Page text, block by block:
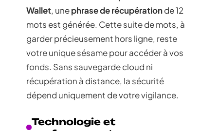
Wallet, unephrase de récupérationde 12
mots est générée. Cette suite de mots, à
garder précieusement hors ligne, reste
votre unique sésame pour accéder à vos
fonds. Sans sauvegarde cloud ni
récupération à distance, la sécurité
dépend uniquement de votre vigilance.
Technologie et